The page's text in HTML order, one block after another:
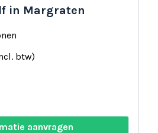
in Margraten
btw)
aanvragen